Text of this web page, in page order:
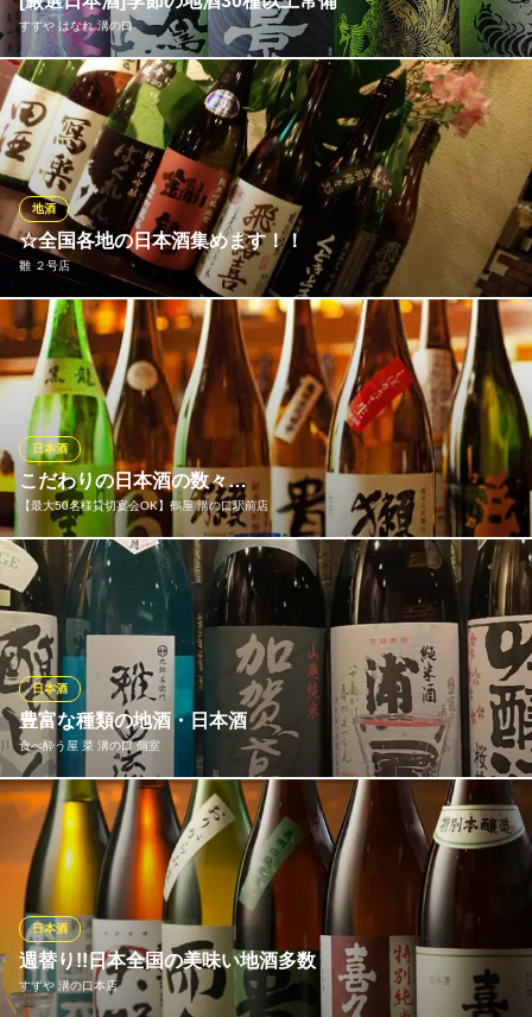
神奈川県川崎市高津区溝口1-1-30 溝の口ブロックス1F
すずや はなれ 溝の口
店長厳選！実際に足を運びこれは…！と思ったおすすめの地酒等3
0種以上常備しております。有名銘柄は素より全国各地の地酒もご
用意。神奈川県産の地酒ももちろん取り揃えております。どれを
飲もうかな・・と迷った場合には、是非スタッフまでご相談いた
だければおすすめ料理にあう地酒もご提案いたします！是非ご賞
味下さい
すずや はなれ 溝の口
鮮魚・野菜・日本酒酒場
東急田園都市線溝の口駅 徒歩2分
神奈川県川崎市高津区溝口1-1-30 溝の口ブロックス104
☆全国各地の日本酒集めます！！
雛 ２号店
地酒
定番の日本酒から季節限定の日本酒！手に入らないプレミア日本
酒など！！各種取り揃えております。 ご希望があればスタッフま
でお伝えくださいね！！ 美味しい料理に、美味しいお酒♪ゆっく
りと時間をご堪能ください！！
雛 ２号店
刺身居酒屋
東急田園都市線溝の口駅南口 徒歩3分
神奈川県川崎市高津区久本1-2-2 Skipsビル2F
こだわりの日本酒の数々…
【最大50名様貸切宴会OK】鶴屋 溝の口駅前店
日本酒
店長が日本酒好きでして毎月毎月好みの日本酒をご用意しており
ます。 定番もの～プレミアム日本酒と幅広くご用意しております
【最大50名様貸切宴会OK】鶴屋 溝の口駅前店
溝口創作和食大衆居酒屋
東急大井町線溝の口駅 徒歩3分
神奈川県川崎市高津区溝口1-12-1 大久保ビル2F
豊富な種類の地酒・日本酒
食べ酔う屋 菜 溝の口 個室
日本酒
常時16種類の本格焼酎と10種類の厳選日本酒。それに加えて毎月
変わるオススメの地酒・日本酒と取り揃えております。また、飲
み放題では4種類の日本酒が飲み放題となっております。菜自慢の
創作和食とも相性抜群！！お好みの地酒・日本酒を探してみてく
ださい！
食べ酔う屋 菜 溝の口 個室
創作和食の個室居酒屋
週替り!!日本全国の美味い地酒多数
すずや 溝の口本店
日本酒